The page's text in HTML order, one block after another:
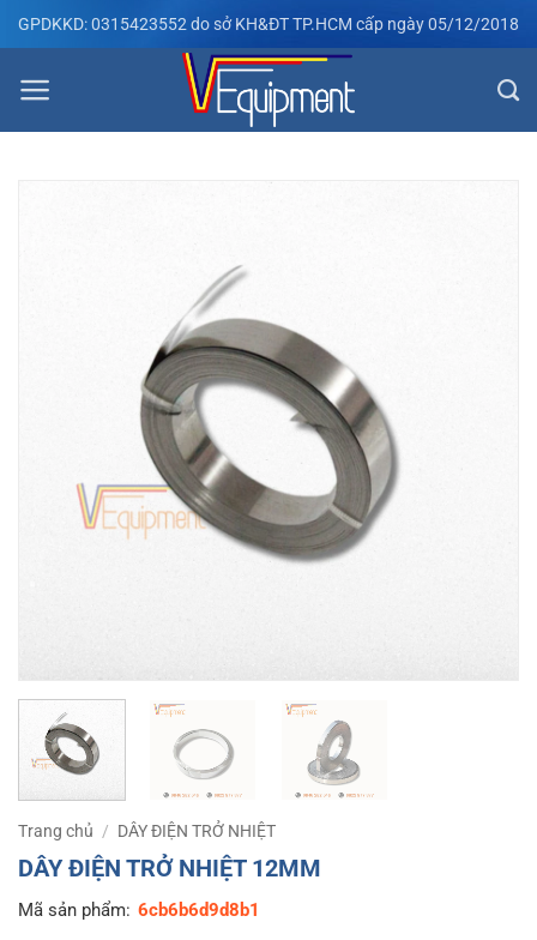
Bỏ
qua
nội
dung
GPDKKD: 0315423552 do sở KH&ĐT TP.HCM cấp ngày 05/12/2018
Trang chủ / DÂY ĐIỆN TRỞ NHIỆT
DÂY ĐIỆN TRỞ NHIỆT 12MM
Mã sản phẩm: 6cb6b6d9d8b1